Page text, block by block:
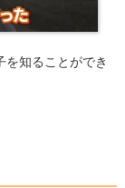
を知ることができ